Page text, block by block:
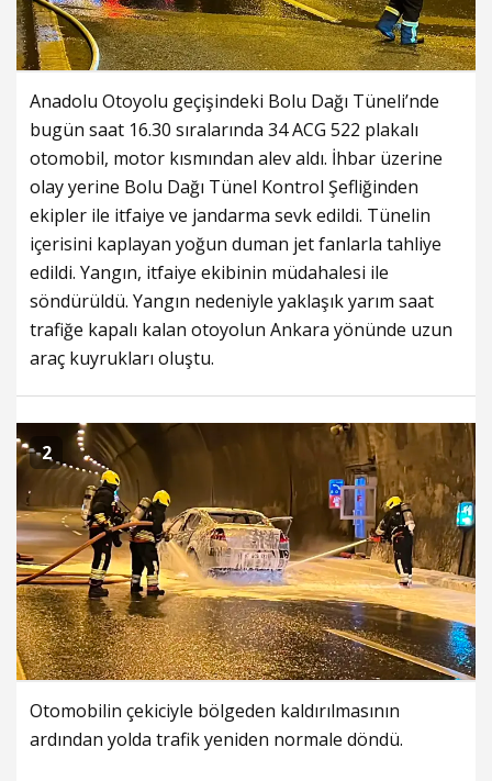
Anadolu Otoyolu geçişindeki Bolu Dağı Tüneli’nde
bugün saat 16.30 sıralarında 34 ACG 522 plakalı
otomobil, motor kısmından alev aldı. İhbar üzerine
olay yerine Bolu Dağı Tünel Kontrol Şefliğinden
ekipler ile itfaiye ve jandarma sevk edildi. Tünelin
içerisini kaplayan yoğun duman jet fanlarla tahliye
edildi. Yangın, itfaiye ekibinin müdahalesi ile
söndürüldü. Yangın nedeniyle yaklaşık yarım saat
trafiğe kapalı kalan otoyolun Ankara yönünde uzun
araç kuyrukları oluştu.
2
Otomobilin çekiciyle bölgeden kaldırılmasının
ardından yolda trafik yeniden normale döndü.